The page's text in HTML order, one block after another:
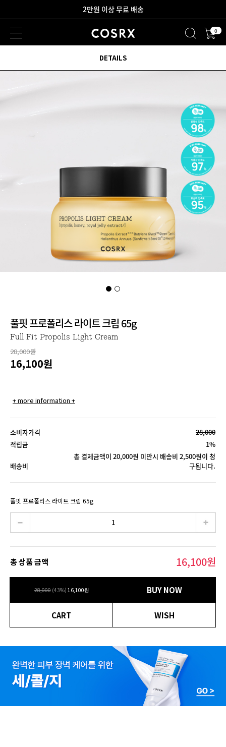
2만원 이상 무료 배송
새로워진 회원 혜택을 만나보세요! 0
풀핏 프로폴리스 라이트 크림 65g
Full Fit Propolis Light Cream
28,000원
16,100원
+ more information +
소비자가격
28,000
적립금
1%
배송비
총 결제금액이 20,000원 미만시 배송비 2,500원이 청
구됩니다.
풀핏 프로폴리스 라이트 크림 65g
총 상품 금액 16,100원
28,000 (43%) 16,100원 BUY NOW
CART WISH
DETAILS